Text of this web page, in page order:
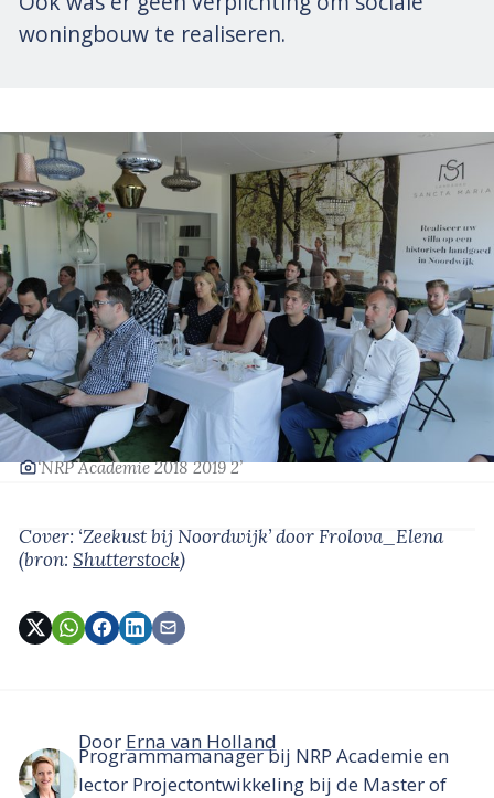
woningbouw te realiseren.
‘NRP Academie 2018 2019 2’
Cover: ‘Zeekust bij Noordwijk’door Frolova_Elena
(bron: Shutterstock)
Door Erna van Holland
Programmamanager bij NRP Academie en
lector Projectontwikkeling bij de Master of